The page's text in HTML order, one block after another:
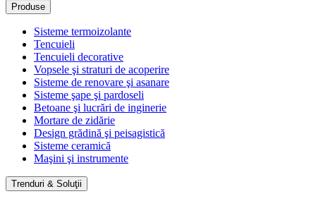
Produse
Sisteme termoizolante
Tencuieli
Tencuieli decorative
Vopsele şi straturi de acoperire
Sisteme de renovare şi asanare
Sisteme şape şi pardoseli
Betoane şi lucrări de inginerie
Mortare de zidărie
Design grădină şi peisagistică
Sisteme ceramică
Maşini şi instrumente
Trenduri & Soluţii